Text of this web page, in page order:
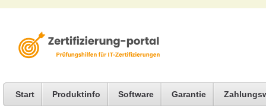
Start Produktinfo Software Garantie